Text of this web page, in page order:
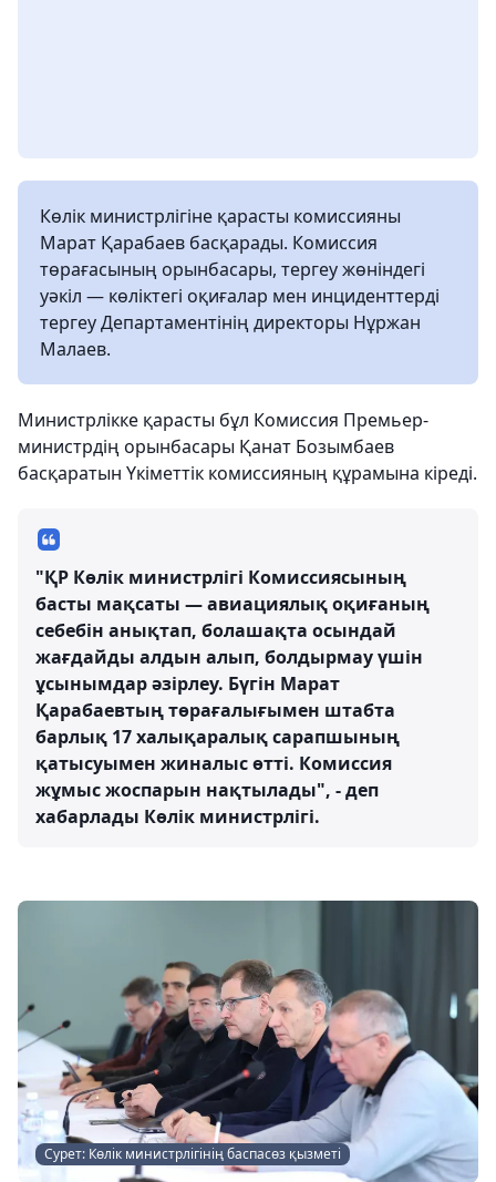
Көлік министрлігіне қарасты комиссияны
Марат Қарабаев басқарады. Комиссия
төрағасының орынбасары, тергеу жөніндегі
уәкіл — көліктегі оқиғалар мен инциденттерді
тергеу Департаментінің директоры Нұржан
Малаев.
Министрлікке қарасты бұл Комиссия Премьер-
министрдің орынбасары Қанат Бозымбаев
басқаратын Үкіметтік комиссияның құрамына кіреді.
"ҚР Көлік министрлігі Комиссиясының
басты мақсаты — авиациялық оқиғаның
себебін анықтап, болашақта осындай
жағдайды алдын алып, болдырмау үшін
ұсынымдар әзірлеу. Бүгін Марат
Қарабаевтың төрағалығымен штабта
барлық 17 халықаралық сарапшының
қатысуымен жиналыс өтті. Комиссия
жұмыс жоспарын нақтылады", - деп
хабарлады Көлік министрлігі.
Сурет: Көлік министрлігінің баспасөз қызметі